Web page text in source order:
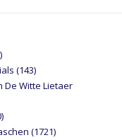
(143)
De Witte Lietaer
(1721)